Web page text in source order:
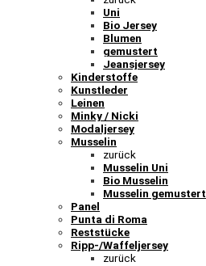
Uni
Bio Jersey
Blumen
gemustert
Jeansjersey
Kinderstoffe
Kunstleder
Leinen
Minky / Nicki
Modaljersey
Musselin
zurück
Musselin Uni
Bio Musselin
Musselin gemustert
Panel
Punta di Roma
Reststücke
Ripp-/Waffeljersey
zurück